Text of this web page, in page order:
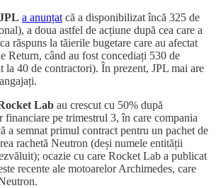
a anunțat că a disponibilizat încă 325 de
a doua astfel de acțiune după cea care a
răspuns la tăierile bugetare care au afectat
Return, când au fost concediați 530 de
la 40 de contractori). În prezent, JPL mai are
Lab au crescut cu 50% după
financiare pe trimestrul 3, în care compania
a semnat primul contract pentru un pachet de
rachetă Neutron (deși numele entității
ocazie cu care Rocket Lab a publicat
recente ale motoarelor Archimedes, care